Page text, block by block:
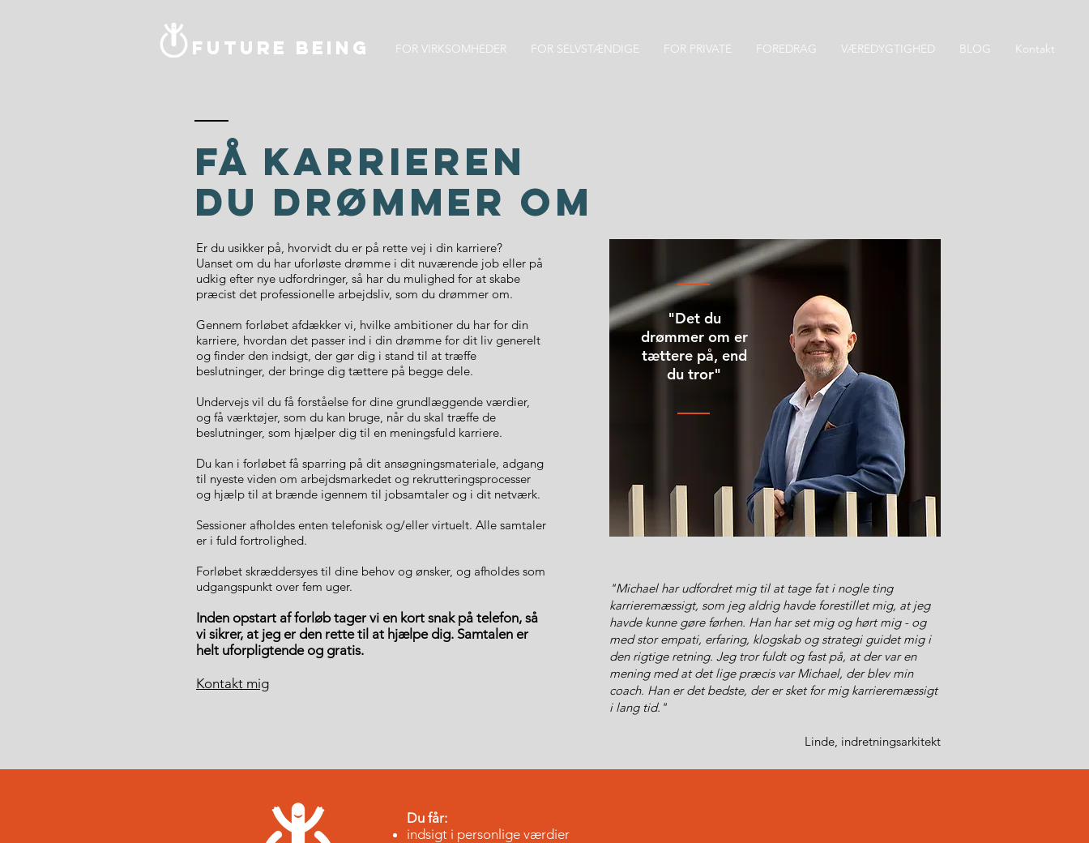
Future being FOR VIRKSOMHEDER FOR SELVSTÆNDIGE FOR PRIVATE FOREDRAG VÆREDYGTIGHED BLOG Kontakt
Få karrieren
du drømmer om
Er du usikker på, hvorvidt du er på rette vej i din karriere?
Uanset om du har uforløste drømme i dit nuværende job eller på
udkig efter nye udfordringer, så har du mulighed for at skabe
præcist det professionelle arbejdsliv, som du drømmer om.
Gennem forløbet afdækker vi, hvilke ambitioner du har for din
karriere, hvordan det passer ind i din drømme for dit liv generelt
og finder den indsigt, der gør dig i stand til at træffe
beslutninger, der bringe dig tættere på begge dele.
Undervejs vil du få forståelse for dine grundlæggende værdier,
og få værktøjer, som du kan bruge, når du skal træffe de
beslutninger, som hjælper dig til en meningsfuld karriere.
Du kan i forløbet få sparring på dit ansøgningsmateriale, adgang
til nyeste viden om arbejdsmarkedet og rekrutteringsprocesser
og hjælp til at brænde igennem til jobsamtaler og i dit netværk.
Sessioner afholdes enten telefonisk og/eller virtuelt. Alle samtaler
er i fuld fortrolighed.
Forløbet skræddersyes til dine behov og ønsker, og afholdes som
udgangspunkt over fem uger.
Inden opstart af forløb tager vi en kort snak på telefon, så
vi sikrer, at jeg er den rette til at hjælpe dig. Samtalen er
helt uforpligtende og gratis.
Kontakt mig
"Det du
drømmer om er
tættere på, end
du tror"
"Michael har udfordret mig til at tage fat i nogle ting
karrieremæssigt, som jeg aldrig havde forestillet mig, at jeg
havde kunne gøre førhen. Han har set mig og hørt mig - og
med stor empati, erfaring, klogskab og strategi guidet mig i
den rigtige retning. Jeg tror fuldt og fast på, at der var en
mening med at det lige præcis var Michael, der blev min
coach. Han er det bedste, der er sket for mig karrieremæssigt
i lang tid."
Linde, indretningsarkitekt
Du får:
indsigt i personlige værdier